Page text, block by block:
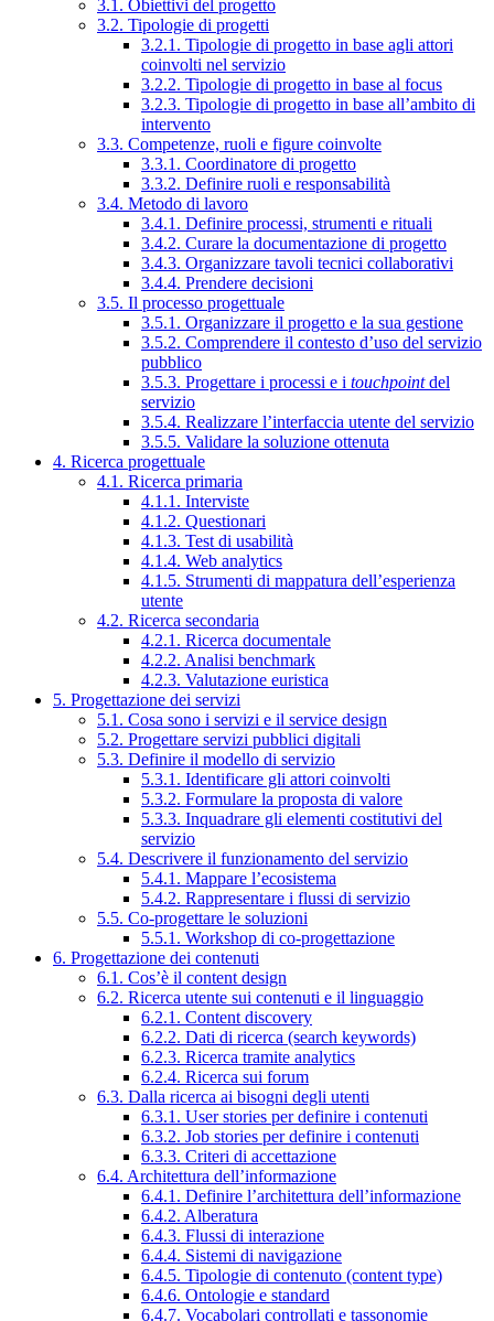
3.1. Obiettivi del progetto
3.2. Tipologie di progetti
3.2.1. Tipologie di progetto in base agli attori
coinvolti nel servizio
3.2.2. Tipologie di progetto in base al focus
3.2.3. Tipologie di progetto in base all’ambito di
intervento
3.3. Competenze, ruoli e figure coinvolte
3.3.1. Coordinatore di progetto
3.3.2. Definire ruoli e responsabilità
3.4. Metodo di lavoro
3.4.1. Definire processi, strumenti e rituali
3.4.2. Curare la documentazione di progetto
3.4.3. Organizzare tavoli tecnici collaborativi
3.4.4. Prendere decisioni
3.5. Il processo progettuale
3.5.1. Organizzare il progetto e la sua gestione
3.5.2. Comprendere il contesto d’uso del servizio
pubblico
3.5.3. Progettare i processi e i touchpointdel
servizio
3.5.4. Realizzare l’interfaccia utente del servizio
3.5.5. Validare la soluzione ottenuta
4. Ricerca progettuale
4.1. Ricerca primaria
4.1.1. Interviste
4.1.2. Questionari
4.1.3. Test di usabilità
4.1.4. Web analytics
4.1.5. Strumenti di mappatura dell’esperienza
utente
4.2. Ricerca secondaria
4.2.1. Ricerca documentale
4.2.2. Analisi benchmark
4.2.3. Valutazione euristica
5. Progettazione dei servizi
5.1. Cosa sono i servizi e il service design
5.2. Progettare servizi pubblici digitali
5.3. Definire il modello di servizio
5.3.1. Identificare gli attori coinvolti
5.3.2. Formulare la proposta di valore
5.3.3. Inquadrare gli elementi costitutivi del
servizio
5.4. Descrivere il funzionamento del servizio
5.4.1. Mappare l’ecosistema
5.4.2. Rappresentare i flussi di servizio
5.5. Co-progettare le soluzioni
5.5.1. Workshop di co-progettazione
6. Progettazione dei contenuti
6.1. Cos’è il content design
6.2. Ricerca utente sui contenuti e il linguaggio
6.2.1. Content discovery
6.2.2. Dati di ricerca (search keywords)
6.2.3. Ricerca tramite analytics
6.2.4. Ricerca sui forum
6.3. Dalla ricerca ai bisogni degli utenti
6.3.1. User stories per definire i contenuti
6.3.2. Job stories per definire i contenuti
6.3.3. Criteri di accettazione
6.4. Architettura dell’informazione
6.4.1. Definire l’architettura dell’informazione
6.4.2. Alberatura
6.4.3. Flussi di interazione
6.4.4. Sistemi di navigazione
6.4.5. Tipologie di contenuto (content type)
6.4.6. Ontologie e standard
6.4.7. Vocabolari controllati e tassonomie